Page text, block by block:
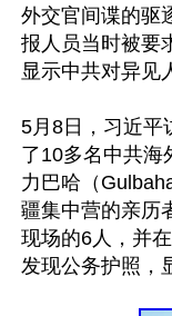
外交官间谍的驱
报人员当时被要
显示中共对异见
5月8日，习近平
了10多名中共海
力巴哈（
疆集中营的亲历
现场的6人，并
发现公务护照，